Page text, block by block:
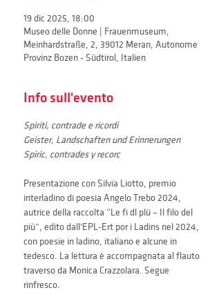
19 dic 2025, 18:00
Museo delle Donne | Frauenmuseum,
Meinhardstraße, 2, 39012 Meran, Autonome
Provinz Bozen - Südtirol, Italien
Info sull'evento
Spiriti, contrade e ricordi
Geister, Landschaften und Erinnerungen
Spiric, contrades y recorc
Presentazione con Silvia Liotto, premio
interladino di poesia Angelo Trebo 2024,
autrice della raccolta “Le fi dl plü – Il filo del
più”, edito dall’EPL-Ert por i Ladins nel 2024,
con poesie in ladino, italiano e alcune in
tedesco. La lettura è accompagnata al flauto
traverso da Monica Crazzolara. Segue
rinfresco.